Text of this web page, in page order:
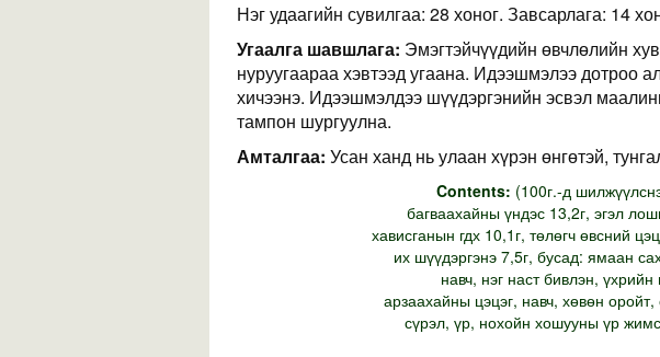
Нэг удаагийн сувилгаа: 28 хоног. Завсарлага: 14
Угаалга шавшлага: Эмэгтэйчүүдийн өвчлөлийн
нуруугаараа хэвтээд угаана. Идээшмэлээ дотроо
хичээнэ. Идээшмэлдээ шүүдэргэнийн эсвэл
тампон шургуулна.
Амталгаа: Усан ханд нь улаан хүрэн өнгөтэй,
Contents: (100г.-д
багваахайны үндэс 13,2г, эгэл
хависганын гдх 10,1г, төлөгч өвсний
их шүүдэргэнэ 7,5г, бусад: ямаан
навч, нэг наст бивлэн,
арзаахайны цэцэг, навч, хөвөн
сүрэл, үр, нохойн хошууны үр